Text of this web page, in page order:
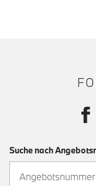
Suche nach